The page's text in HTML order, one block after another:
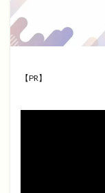
【PR】